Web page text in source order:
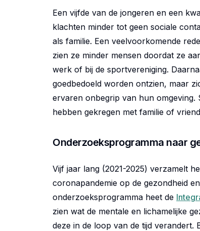
Een vijfde van de jongeren en een
klachten minder tot geen sociale
als familie. Een veelvoorkomende
zien ze minder mensen doordat ze
werk of bij de sportvereniging.
goedbedoeld worden ontzien, maar
ervaren onbegrip van hun omgeving.
hebben gekregen met familie of
Onderzoeksprogramma naar
Vijf jaar lang (2021-2025) verzamelt
coronapandemie op de gezondheid
onderzoeksprogramma heet de
zien wat de mentale en lichamelijke
deze in de loop van de tijd verandert.